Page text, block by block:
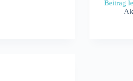
Beitrag